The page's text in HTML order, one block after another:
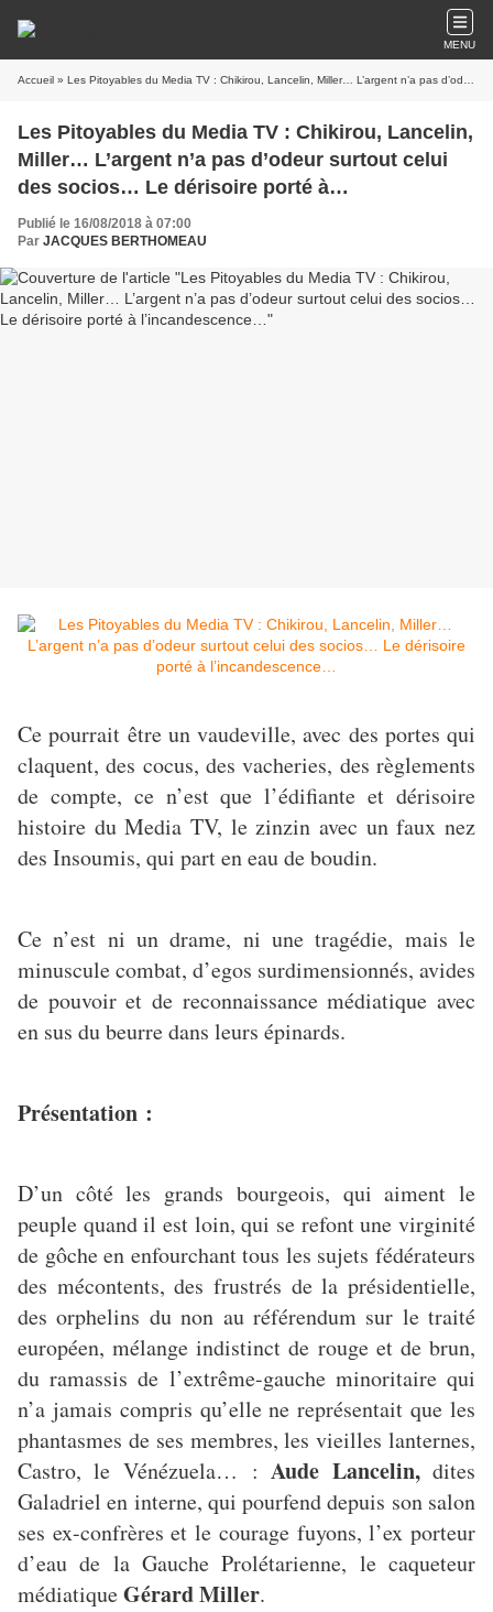
MENU
Accueil » Les Pitoyables du Media TV : Chikirou, Lancelin, Miller… L’argent n’a pas d’odeur surtout celui des socios… Le dérisoire porté à l’incandescence…
Les Pitoyables du Media TV : Chikirou, Lancelin,
Miller… L’argent n’a pas d’odeur surtout celui
des socios… Le dérisoire porté à
l’incandescence…
Publié le 16/08/2018 à 07:00
Par JACQUES BERTHOMEAU
Ce pourrait être un vaudeville, avec des portes qui
claquent, des cocus, des vacheries, des règlements
de compte, ce n’est que l’édifiante et dérisoire
histoire du Media TV, le zinzin avec un faux nez
des Insoumis, qui part en eau de boudin.
Ce n’est ni un drame, ni une tragédie, mais le
minuscule combat, d’egos surdimensionnés, avides
de pouvoir et de reconnaissance médiatique avec
en sus du beurre dans leurs épinards.
Présentation :
D’un côté les grands bourgeois, qui aiment le
peuple quand il est loin, qui se refont une virginité
de gôche en enfourchant tous les sujets fédérateurs
des mécontents, des frustrés de la présidentielle,
des orphelins du non au référendum sur le traité
européen, mélange indistinct de rouge et de brun,
du ramassis de l’extrême-gauche minoritaire qui
n’a jamais compris qu’elle ne représentait que les
phantasmes de ses membres, les vieilles lanternes,
Castro, le Vénézuela… :Aude Lancelin,dites
Galadriel en interne, qui pourfend depuis son salon
ses ex-confrères et le courage fuyons, l’ex porteur
d’eau de la Gauche Prolétarienne, le caqueteur
médiatiqueGérard Miller.